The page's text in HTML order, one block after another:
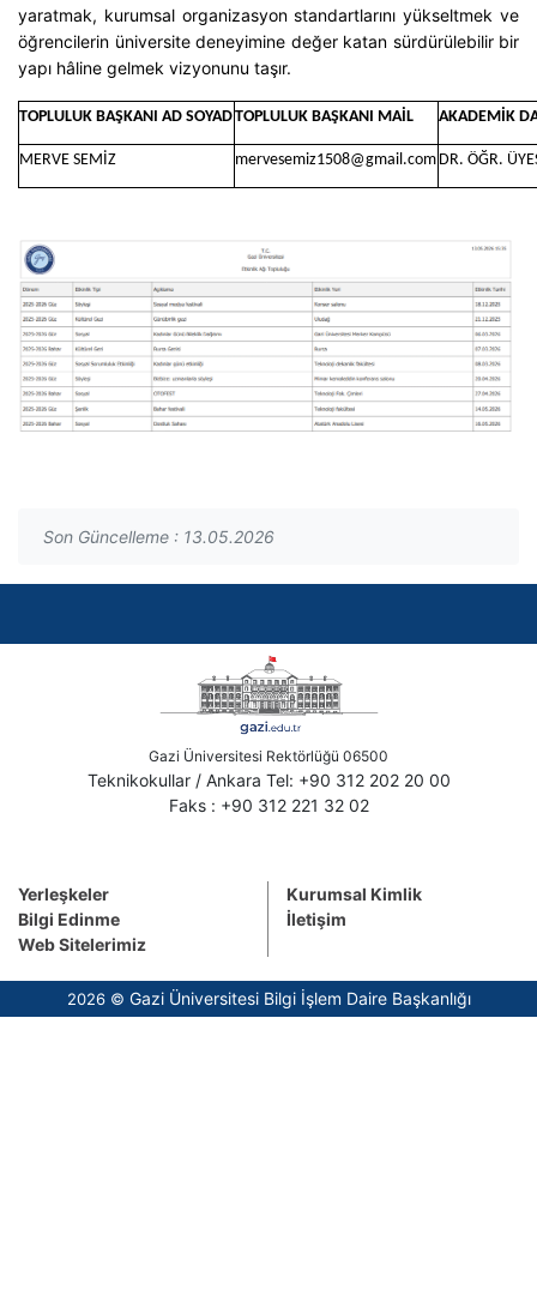
yaratmak, kurumsal organizasyon standartlarını yükseltmek ve
öğrencilerin üniversite deneyimine değer katan sürdürülebilir bir
yapı hâline gelmek vizyonunu taşır.
TOPLULUK BAŞKANI AD SOYADTOPLULUK BAŞKANI MAİL AKADEMİK
MERVE SEMİZ mervesemiz1508@gmail.com DR. ÖĞR.
Son Güncelleme : 13.05.2026
Gazi Üniversitesi Rektörlüğü 06500
Teknikokullar / Ankara Tel: +90 312 202 20 00
Faks : +90 312 221 32 02
Yerleşkeler
Bilgi Edinme
Web Sitelerimiz
Kurumsal Kimlik
İletişim
2026 © Gazi Üniversitesi Bilgi İşlem Daire Başkanlığı